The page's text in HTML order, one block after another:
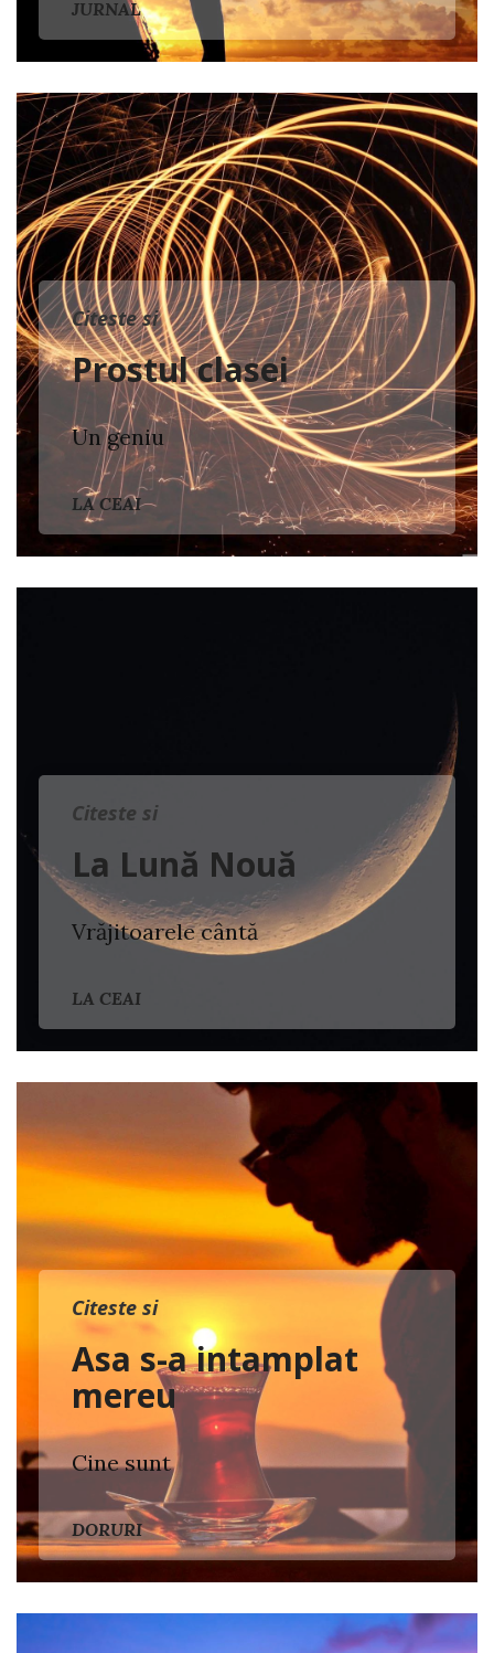
JURNAL
Citeste si
Prostul clasei
Un geniu
LA CEAI
Citeste si
La Lună Nouă
Vrăjitoarele cântă
LA CEAI
Citeste si
Asa s-a intamplat
mereu
Cine sunt
DORURI